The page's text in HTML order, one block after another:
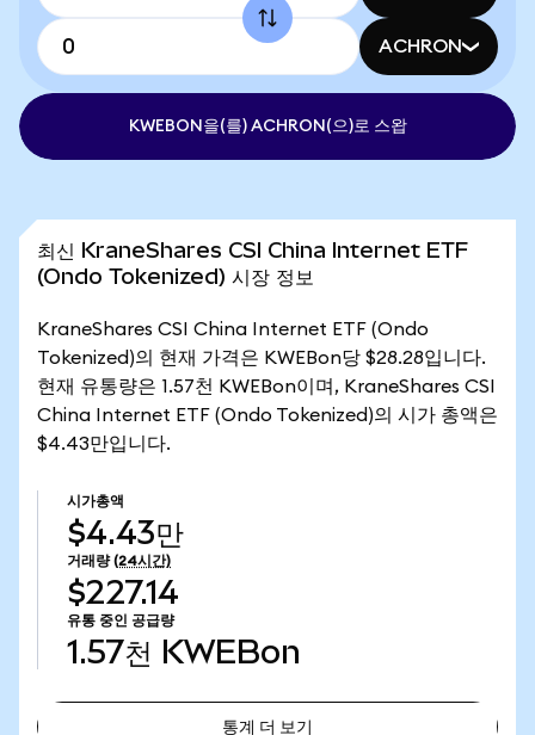
ACHRON
KWEBON을(를) ACHRON(으)로 스왑
최신 KraneShares CSI China Internet ETF
(Ondo Tokenized) 시장 정보
KraneShares CSI China Internet ETF (Ondo
Tokenized)의 현재 가격은 KWEBon당 $28.28입니다.
현재 유통량은 1.57천 KWEBon이며, KraneShares CSI
China Internet ETF (Ondo Tokenized)의 시가 총액은
$4.43만입니다.
시가총액
$4.43만
거래량 (24시간)
$227.14
유통 중인 공급량
1.57천 KWEBon
통계 더 보기